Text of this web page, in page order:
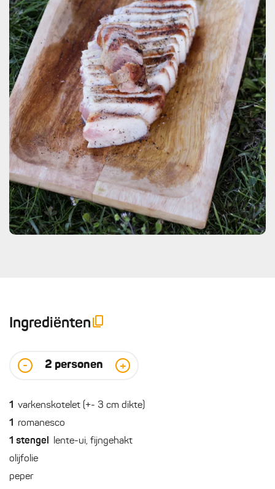
Ingrediënten
- 2 personen +
1 varkenskotelet (+- 3 cm dikte)
1 romanesco
1 stengel lente-ui, fijngehakt
olijfolie
peper